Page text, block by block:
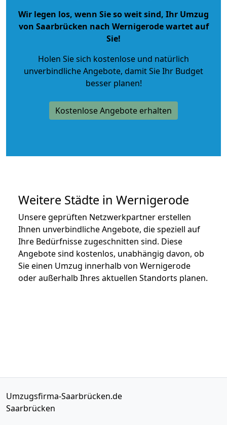
Wir legen los, wenn Sie so weit sind, Ihr Umzug
von Saarbrücken nach Wernigerode wartet auf
Sie!
Holen Sie sich kostenlose und natürlich
unverbindliche Angebote, damit Sie Ihr Budget
besser planen!
Kostenlose Angebote erhalten
Weitere Städte in Wernigerode
Unsere geprüften Netzwerkpartner erstellen
Ihnen unverbindliche Angebote, die speziell auf
Ihre Bedürfnisse zugeschnitten sind. Diese
Angebote sind kostenlos, unabhängig davon, ob
Sie einen Umzug innerhalb von Wernigerode
oder außerhalb Ihres aktuellen Standorts planen.
Umzugsfirma-Saarbrücken.de
Saarbrücken